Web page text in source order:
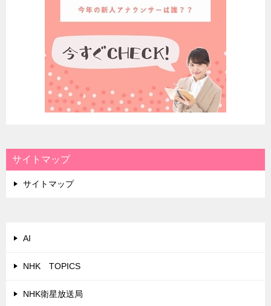
サイトマップ
サイトマップ
AI
NHK TOPICS
NHK衛星放送局